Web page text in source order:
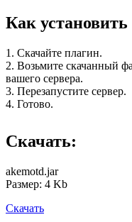
Как
1. Скачайте плагин.
2. Возьмите скачанный
вашего сервера.
3. Перезапустите сервер.
4. Готово.
Скачать:
akemotd.jar
Размер: 4 Kb
Скачать